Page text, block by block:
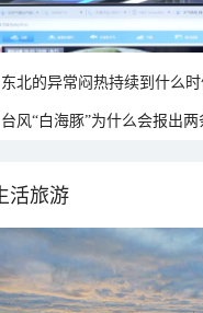
东北的异常闷热持续到什么
台风“白海豚”为什么会报出两
活旅游